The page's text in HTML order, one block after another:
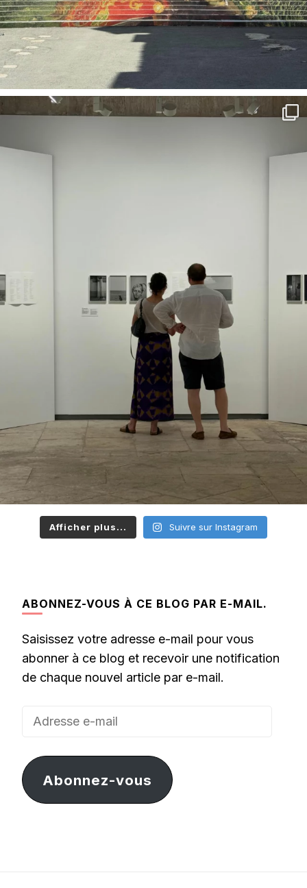
Afficher plus... Suivre sur Instagram
ABONNEZ-VOUS À CE BLOG PAR E-MAIL.
Saisissez votre adresse e-mail pour vous
abonner à ce blog et recevoir une notification
de chaque nouvel article par e-mail.
Adresse
mail
Abonnez-vous